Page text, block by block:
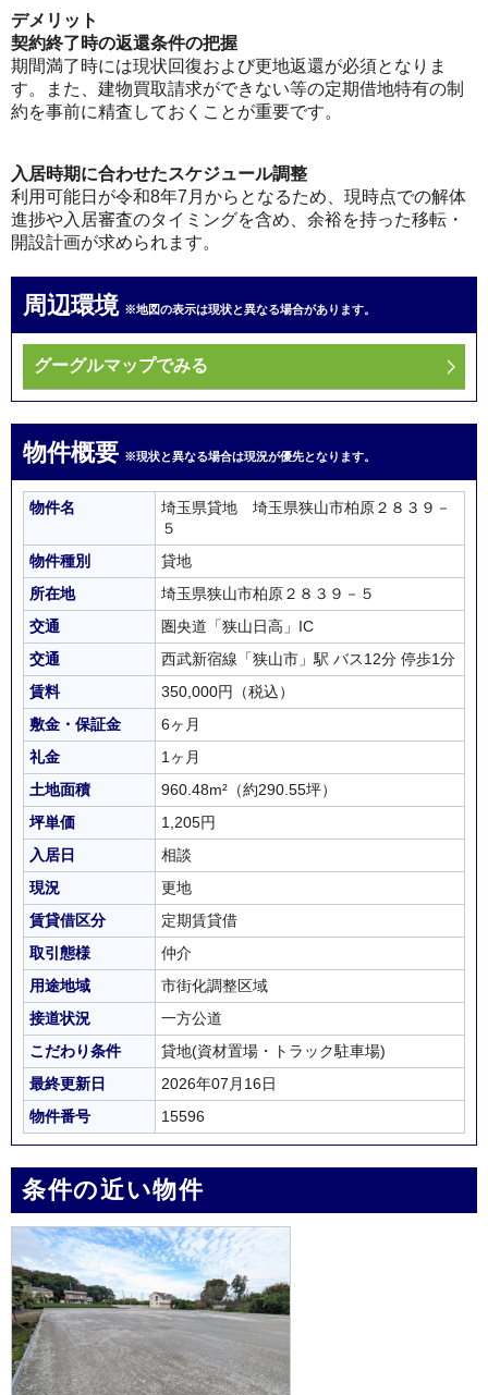
デメリット
契約終了時の返還条件の把握
期間満了時には現状回復および更地返還が必須となりま
す。また、建物買取請求ができない等の定期借地特有の制
約を事前に精査しておくことが重要です。
入居時期に合わせたスケジュール調整
利用可能日が令和8年7月からとなるため、現時点での解体
進捗や入居審査のタイミングを含め、余裕を持った移転・
開設計画が求められます。
周辺環境 ※地図の表示は現状と異なる場合があります。
グーグルマップでみる
物件概要 ※現状と異なる場合は現況が優先となります。
物件名
埼玉県貸地 埼玉県狭山市柏原２８３９－
５
物件種別
貸地
所在地
埼玉県狭山市柏原２８３９－５
交通
圏央道「狭山日高」IC
交通
西武新宿線「狭山市」駅 バス12分 停歩1分
賃料
350,000円（税込）
敷金・保証金
6ヶ月
礼金
1ヶ月
土地面積
960.48m² （約290.55坪）
坪単価
1,205円
入居日
相談
現況
更地
賃貸借区分
定期賃貸借
取引態様
仲介
用途地域
市街化調整区域
接道状況
一方公道
こだわり条件
貸地(資材置場・トラック駐車場)
最終更新日
2026年07月16日
物件番号
15596
条件の近い物件